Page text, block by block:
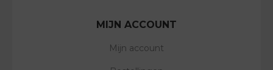
MIJN ACCOUNT
Mijn account